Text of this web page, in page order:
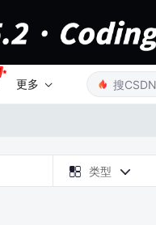
更多
 类型 